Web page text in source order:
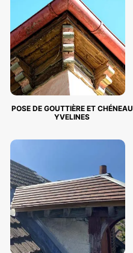
POSE DE GOUTTIÈRE ET CHÉNEAU
YVELINES